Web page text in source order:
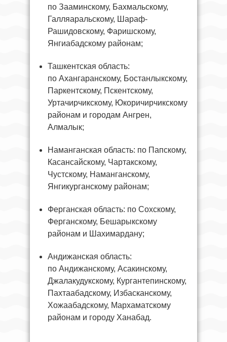
по Зааминскому, Бахмальскому,
Галляаральскому, Шараф-
Рашидовскому, Фаришскому,
Янгиабадскому районам;
Ташкентская область:
по Ахангаранскому, Бостанлыкскому,
Паркентскому, Пскентскому,
Уртачирчикскому, Юкоричирчикскому
районам и городам Ангрен,
Алмалык;
Наманганская область: по Папскому,
Касансайскому, Чартакскому,
Чустскому, Наманганскому,
Янгикурганскому районам;
Ферганская область: по Сохскому,
Ферганскому, Бешарыкскому
районам и Шахимардану;
Андижанская область:
по Андижанскому, Асакинскому,
Джалакудукскому, Кургантепинскому,
Пахтаабадскому, Избасканскому,
Хожаабадскому, Мархаматскому
районам и городу Ханабад.